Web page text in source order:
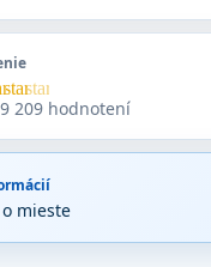
starstar
209 hodnotení
mieste